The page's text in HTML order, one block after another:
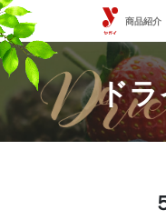
商品紹介
ドラ